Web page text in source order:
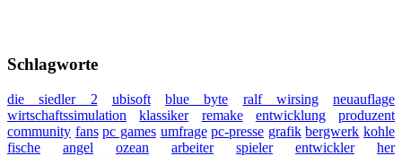
Schlagworte
die siedler 2 ubisoft blue byte ralf wirsing
neuauflage
wirtschaftssimulation
klassiker remake entwicklung
produzent
community fans pc games umfrage pc-presse grafik bergwerk kohle
fische
angel ozean arbeiter spieler entwickler her